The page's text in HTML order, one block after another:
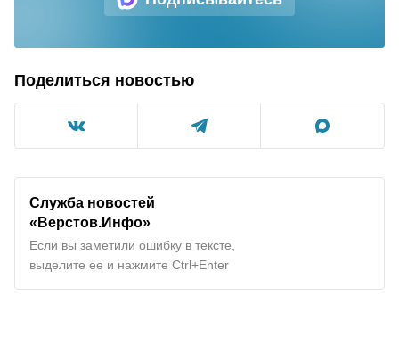
Поделиться новостью
Служба новостей
«Верстов.Инфо»
Если вы заметили ошибку в тексте,
выделите ее и нажмите Ctrl+Enter